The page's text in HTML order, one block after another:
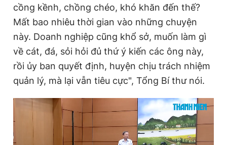
cồng kềnh, chồng chéo, khó khăn đến thế?
Mất bao nhiêu thời gian vào những chuyện
này. Doanh nghiệp cũng khổ sở, muốn làm gì
về cát, đá, sỏi hỏi đủ thứ ý kiến các ông này,
rồi ủy ban quyết định, huyện chịu trách nhiệm
quản lý, mà lại vẫn tiêu cực", Tổng Bí thư nói.